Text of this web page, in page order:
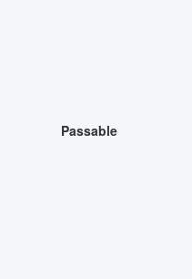
Passable